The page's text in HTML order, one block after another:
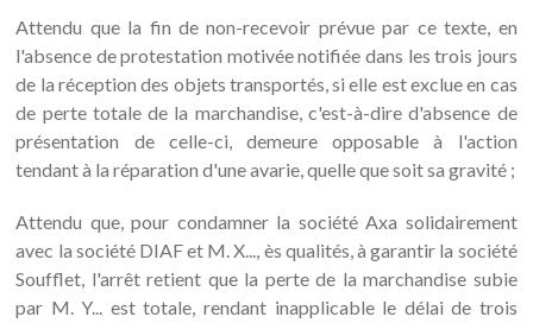
Attendu que la fin de non-recevoir prévue par ce texte, en
l'absence de protestation motivée notifiée dans les trois jours
de la réception des objets transportés, si elle est exclue en cas
de perte totale de la marchandise, c'est-à-dire d'absence de
présentation de celle-ci, demeure opposable à l'action
tendant à la réparation d'une avarie, quelle que soit sa gravité ;
Attendu que, pour condamner la société Axa solidairement
avec la société DIAF et M. X..., ès qualités, à garantir la société
Soufflet, l'arrêt retient que la perte de la marchandise subie
par M. Y... est totale, rendant inapplicable le délai de trois